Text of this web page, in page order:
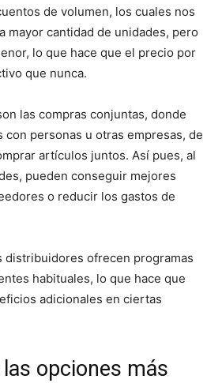
de volumen, los cuales nos
mayor cantidad de unidades, pero
lo que hace que el precio por
que nunca.
las compras conjuntas, donde
con personas u otras empresas, de
artículos juntos. Así pues, al
pueden conseguir mejores
o reducir los gastos de
distribuidores ofrecen programas
habituales, lo que hace que
adicionales en ciertas
opciones más